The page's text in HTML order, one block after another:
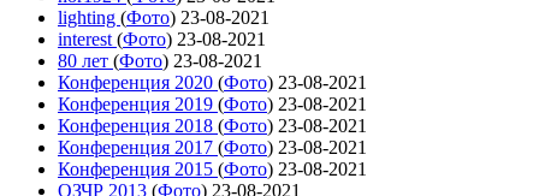
lighting (Фото) 23-08-2021
interest (Фото) 23-08-2021
80 лет (Фото) 23-08-2021
Конференция 2020 (Фото) 23-08-2021
Конференция 2019 (Фото) 23-08-2021
Конференция 2018 (Фото) 23-08-2021
Конференция 2017 (Фото) 23-08-2021
Конференция 2015 (Фото) 23-08-2021
ОЗЧР 2013 (Фото) 23-08-2021